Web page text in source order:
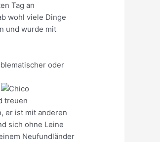
Tag an
wohl viele Dinge
und wurde mit
oder
treuen
er ist mit anderen
sich ohne Leine
Neufundländer